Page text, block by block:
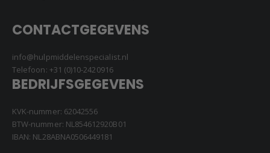
CONTACTGEGEVENS
info@hulpmiddelenspecialist.nl
Telefoon: +31 (0)10-2420916
BEDRIJFSGEGEVENS
KVK-nummer: 62042556
BTW-nummer: NL854612920B01
IBAN: NL28ABNA0506449181